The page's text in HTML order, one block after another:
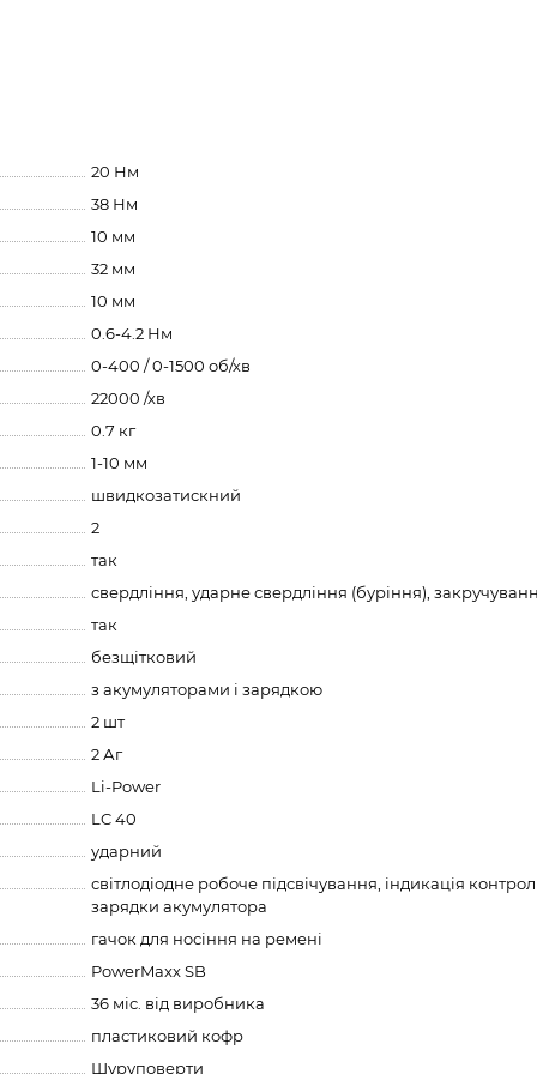
20 Нм
38 Нм
10 мм
32 мм
10 мм
0.6-4.2 Нм
0-400 / 0-1500 об/хв
22000 /хв
0.7 кг
1-10 мм
швидкозатискний
2
так
свердління, ударне свердління (буріння),
так
безщітковий
з акумуляторами і зарядкою
2 шт
2 Аг
Li-Power
LC 40
ударний
світлодіодне робоче підсвічування, індикація
зарядки акумулятора
гачок для носіння на ремені
PowerMaxx SB
36 міс. від виробника
пластиковий кофр
Шуруповерти